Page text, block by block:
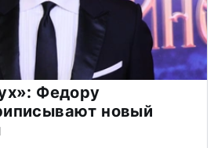
Федору
новый